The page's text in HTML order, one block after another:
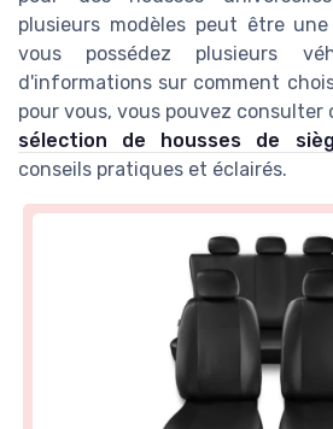
plusieurs modèles peut être
vous possédez plusieurs
d'informations sur comment
pour vous, vous pouvez consulter
sélection de housses de
conseils pratiques et éclairés.